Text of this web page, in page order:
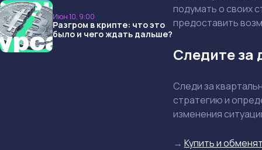
Июн 10, 9:00
Разгром в крипте: что это
было и чего ждать дальше?
подумать о своих
предоставить
Следите
Следи за
стратегию и
изменения
→ Купить и